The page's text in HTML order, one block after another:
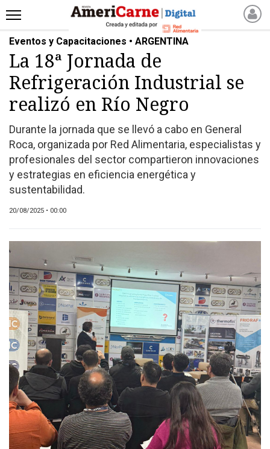
INICIO
NOTICIAS RECIENTES
NOTICIAS
ARTICULOS
PROCESO
PRODUCTO
NUEVOS PRODUCTOS
MARKETPLACE
REVISTAS
CATÁLOGO DE CORTES
DE CARNE VACUNA
EVENTOS Y
CAPACITACIONES
DIRECTORIO
CALENDARIO
MEDIA KIT
SERVICIOS
Eventos y Capacitaciones • ARGENTINA
La 18ª Jornada de
Refrigeración Industrial se
realizó en Río Negro
Durante la jornada que se llevó a cabo en General
Roca, organizada por Red Alimentaria, especialistas y
profesionales del sector compartieron innovaciones
y estrategias en eficiencia energética y
sustentabilidad.
20/08/2025 • 00:00